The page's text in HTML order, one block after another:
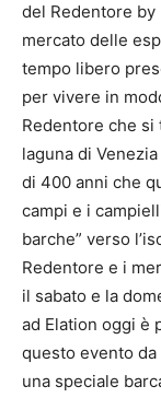
del Redentore by
mercato delle
tempo libero
per vivere in
Redentore che
laguna di
di 400 anni che
campi e i
barche” verso
Redentore e i
il sabato e la
ad Elation oggi è
questo evento
una speciale